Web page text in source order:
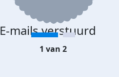
E-mails verstuurd
1 van 2